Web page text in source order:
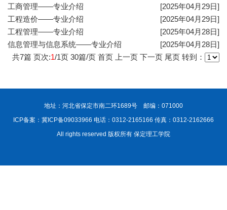
工商管理——专业介绍
[2025年04月29日]
工程造价——专业介绍
[2025年04月29日]
工程管理——专业介绍
[2025年04月28日]
信息管理与信息系统——专业介绍
[2025年04月28日]
共7篇 页次:1/1页 30篇/页 首页 上一页 下一页 尾页 转到：
地址：河北省保定市南二环1689号 邮编：071000
ICP备案：冀ICP备09033966 电话：0312-2165166 传真：0312-2162666
All rights reserved 版权所有 保定理工学院